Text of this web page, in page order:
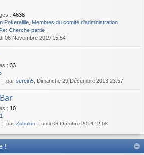
: 4638
Pokeralille Membres du comité d'administration
Re: Cherche partie
06 Novembre 2019 15:54
: 33
par serein5 , Dimanche 29 Décembre 2013 23:57
: 10
par Zebulon , Lundi 06 Octobre 2014 12:08
!